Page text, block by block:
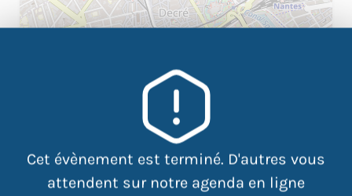
Cet évènement est terminé. D'autres vous
attendent sur notre agenda en ligne
Leaflet |©